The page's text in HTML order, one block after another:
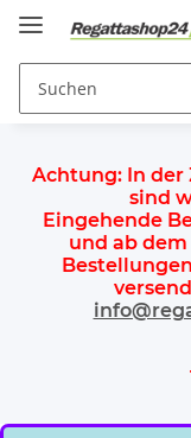
Achtung: In der
sind
Eingehende
und ab dem